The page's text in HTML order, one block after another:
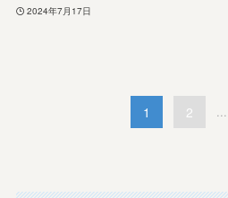
2024年7月17日
1 2 ...